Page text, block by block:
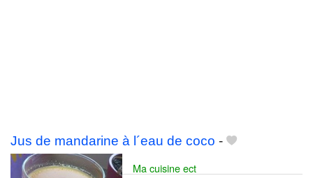
Jus de mandarine à l´eau de coco -
Ma cuisine ect